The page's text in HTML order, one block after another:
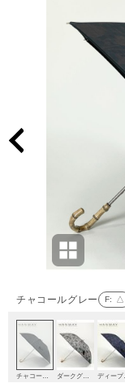
チャコールグレー F: △